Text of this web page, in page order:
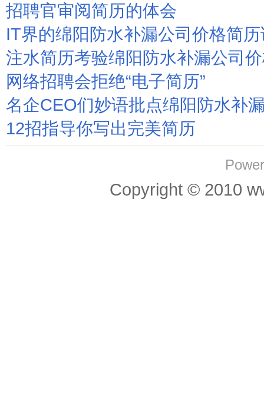
招聘官审阅简历的体会
IT界的绵阳防水补漏公司价格简
注水简历考验绵阳防水补漏公司
网络招聘会拒绝“电子简历”
名企CEO们妙语批点绵阳防水补
12招指导你写出完美简历
Copyright © 2010